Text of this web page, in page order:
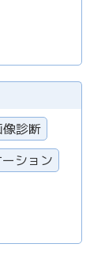
像診断
ション